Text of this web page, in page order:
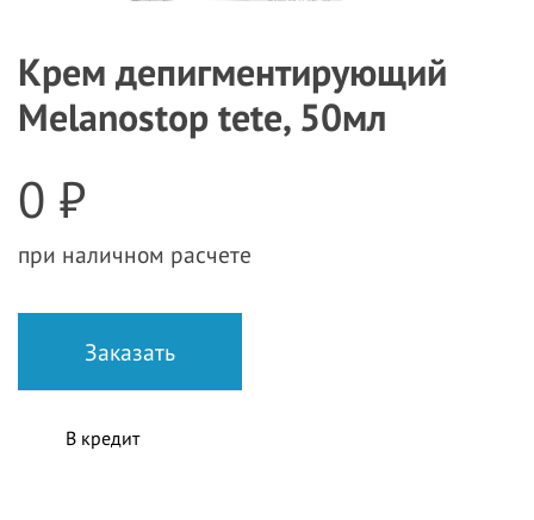
Крем депигментирующий
Melanostop tete, 50мл
0 ₽
при наличном расчете
В кредит